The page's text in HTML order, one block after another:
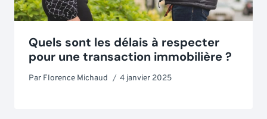
Quels sont les délais à respecter
pour une transaction immobilière ?
Par Florence Michaud 4 janvier 2025